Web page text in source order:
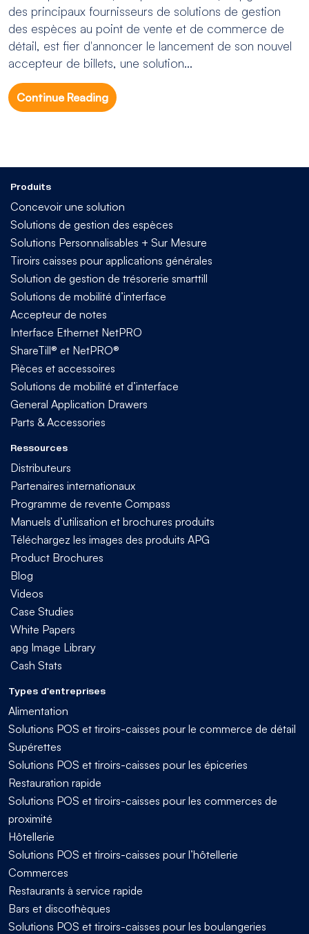
des principaux fournisseurs de solutions de gestion
des espèces au point de vente et de commerce de
détail, est fier d'annoncer le lancement de son nouvel
accepteur de billets, une solution...
Continue Reading
Produits
Concevoir une solution
Solutions de gestion des espèces
Solutions Personnalisables + Sur Mesure
Tiroirs caisses pour applications générales
Solution de gestion de trésorerie smarttill
Solutions de mobilité d’interface
Accepteur de notes
Interface Ethernet NetPRO
ShareTill® et NetPRO®
Pièces et accessoires
Solutions de mobilité et d’interface
General Application Drawers
Parts & Accessories
Ressources
Distributeurs
Partenaires internationaux
Programme de revente Compass
Manuels d’utilisation et brochures produits
Téléchargez les images des produits APG
Product Brochures
Blog
Videos
Case Studies
White Papers
apg Image Library
Cash Stats
Types d'entreprises
Alimentation
Solutions POS et tiroirs-caisses pour le commerce de détail
Supérettes
Solutions POS et tiroirs-caisses pour les épiceries
Restauration rapide
Solutions POS et tiroirs-caisses pour les commerces de
proximité
Hôtellerie
Solutions POS et tiroirs-caisses pour l’hôtellerie
Commerces
Restaurants à service rapide
Bars et discothèques
Solutions POS et tiroirs-caisses pour les boulangeries